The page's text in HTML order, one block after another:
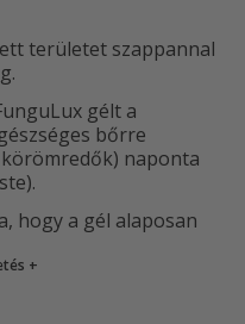
területet szappannal
gélt a
bőrre
naponta
hogy a gél alaposan
+